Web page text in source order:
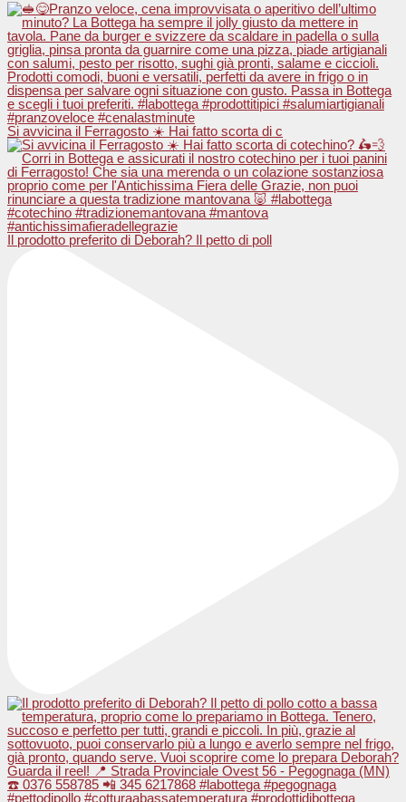
Si avvicina il Ferragosto ☀️ Hai fatto scorta di c
Il prodotto preferito di Deborah? Il petto di poll